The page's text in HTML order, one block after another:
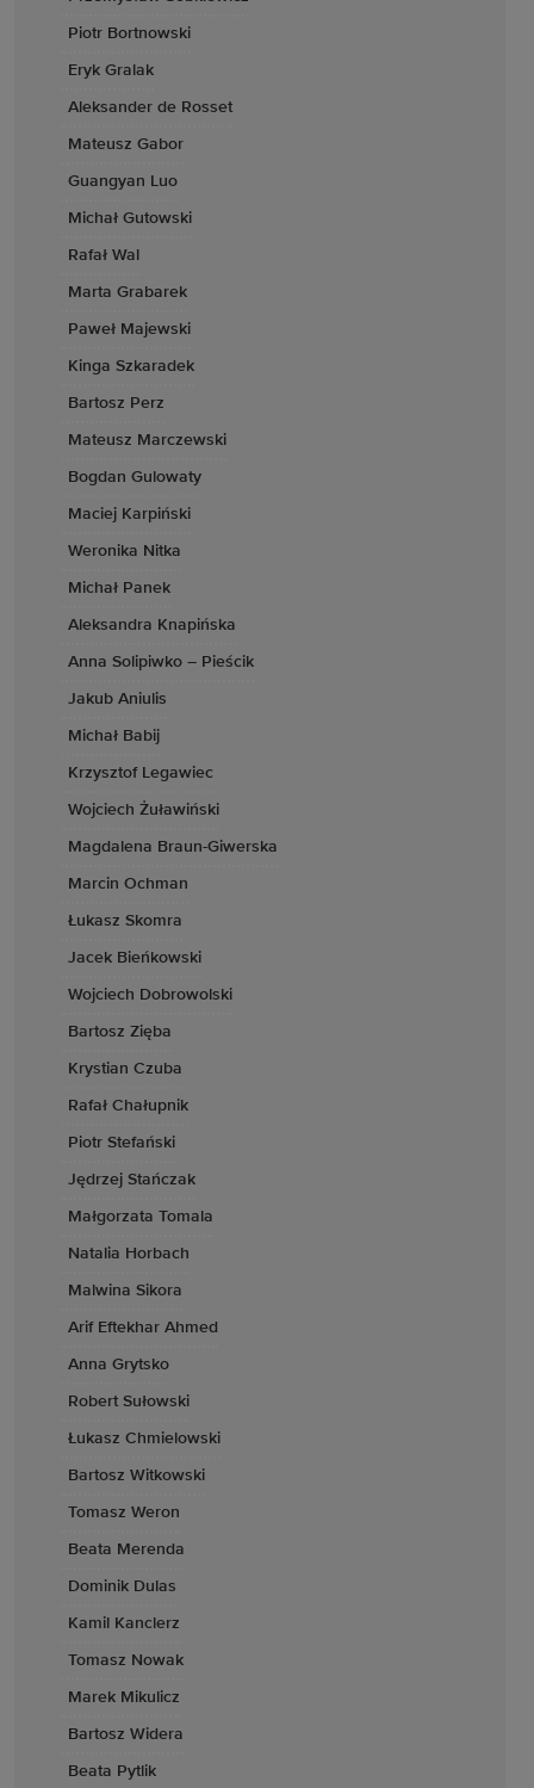
Piotr Bortnowski
Eryk Gralak
Aleksander de Rosset
Mateusz Gabor
Guangyan Luo
Michał Gutowski
Rafał Wal
Marta Grabarek
Paweł Majewski
Kinga Szkaradek
Bartosz Perz
Mateusz Marczewski
Bogdan Gulowaty
Maciej Karpiński
Weronika Nitka
Michał Panek
Aleksandra Knapińska
Anna Solipiwko – Pieścik
Jakub Aniulis
Michał Babij
Krzysztof Legawiec
Wojciech Żuławiński
Magdalena Braun-Giwerska
Marcin Ochman
Łukasz Skomra
Jacek Bieńkowski
Wojciech Dobrowolski
Bartosz Zięba
Krystian Czuba
Rafał Chałupnik
Piotr Stefański
Jędrzej Stańczak
Małgorzata Tomala
Natalia Horbach
Malwina Sikora
Arif Eftekhar Ahmed
Anna Grytsko
Robert Sułowski
Łukasz Chmielowski
Bartosz Witkowski
Tomasz Weron
Beata Merenda
Dominik Dulas
Kamil Kanclerz
Tomasz Nowak
Marek Mikulicz
Bartosz Widera
Beata Pytlik